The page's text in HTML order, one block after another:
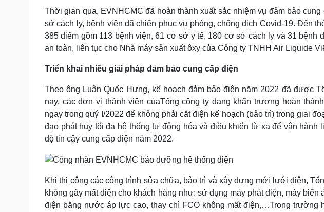
Thời gian qua, EVNHCMC đã hoàn thành xuất sắc nhiệm vụ đảm bảo
sở cách ly, bệnh viện dã chiến phục vụ phòng, chống dịch Covid-19. Đến
385 điểm gồm 113 bệnh viện, 61 cơ sở y tế, 180 cơ sở cách ly và 31 bệnh
an toàn, liên tục cho Nhà máy sản xuất ôxy của Công ty TNHH Air Liquide
Triển khai nhiều giải pháp đảm bảo cung cấp điện
Theo ông Luân Quốc Hưng, kế hoạch đảm bảo điện năm 2022 đã được
nay, các đơn vị thành viên củaTổng công ty đang khẩn trương hoàn
ngay trong quý I/2022 để không phải cắt điện kế hoạch (bảo trì) trong giai
đạo phát huy tối đa hệ thống tự động hóa và điều khiển từ xa để vận hành
độ tin cậy cung cấp điện năm 2022.
Khi thi công các công trình sửa chữa, bảo trì và xây dựng mới lưới điện,
không gây mất điện cho khách hàng như: sử dụng máy phát điện, máy
điện bằng nước áp lực cao, thay chì FCO không mất điện,…Trong trường